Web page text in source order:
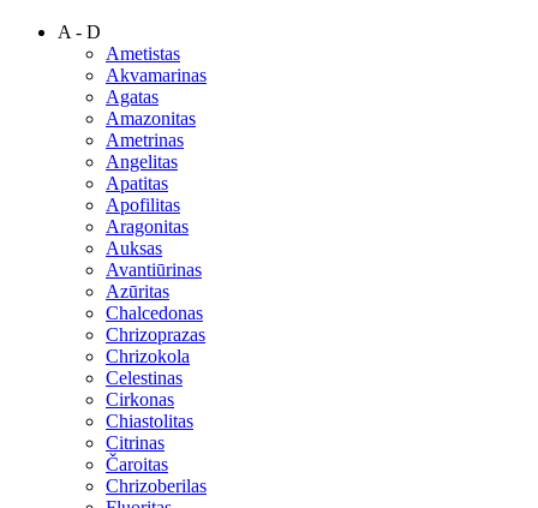
A - D
Ametistas
Akvamarinas
Agatas
Amazonitas
Ametrinas
Angelitas
Apatitas
Apofilitas
Aragonitas
Auksas
Avantiūrinas
Azūritas
Chalcedonas
Chrizoprazas
Chrizokola
Celestinas
Cirkonas
Chiastolitas
Citrinas
Čaroitas
Chrizoberilas